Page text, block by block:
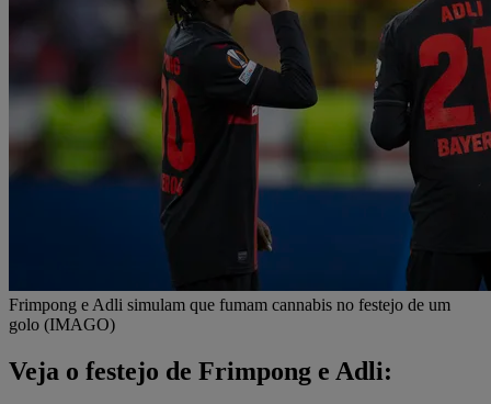
Frimpong e Adli simulam que fumam cannabis no festejo de um
golo (IMAGO)
Veja o festejo de Frimpong e Adli: